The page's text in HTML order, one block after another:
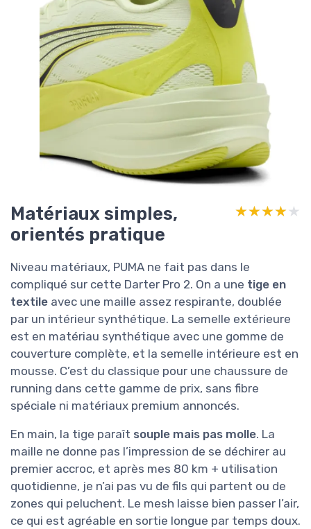
Matériaux simples,
orientés pratique
★★★★★
★★★★★
Niveau matériaux, PUMA ne fait pas dans le
compliqué sur cette Darter Pro 2. On a une tige en
textile avec une maille assez respirante, doublée
par un intérieur synthétique. La semelle extérieure
est en matériau synthétique avec une gomme de
couverture complète, et la semelle intérieure est en
mousse. C’est du classique pour une chaussure de
running dans cette gamme de prix, sans fibre
spéciale ni matériaux premium annoncés.
En main, la tige paraît souple mais pas molle. La
maille ne donne pas l’impression de se déchirer au
premier accroc, et après mes 80 km + utilisation
quotidienne, je n’ai pas vu de fils qui partent ou de
zones qui peluchent. Le mesh laisse bien passer l’air,
ce qui est agréable en sortie longue par temps doux.